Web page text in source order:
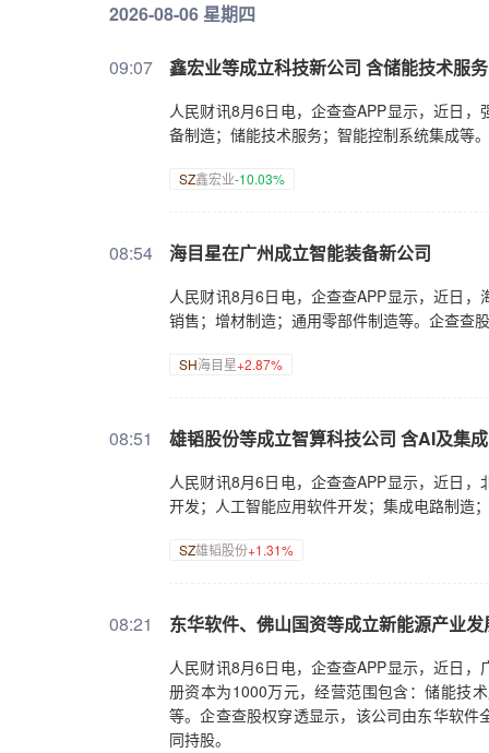
2026-08-06 星期四
09:07 鑫宏业等成立科技新公司 含储能技术服
人民财讯8月6日电，企查查APP显示，近日
备制造；储能技术服务；智能控制系统集成等
SZ鑫宏业-10.03%
08:54 海目星在广州成立智能装备新公司
人民财讯8月6日电，企查查APP显示，近日
销售；增材制造；通用零部件制造等。企查查
SH海目星+2.87%
08:51 雄韬股份等成立智算科技公司 含AI及集
人民财讯8月6日电，企查查APP显示，近日
开发；人工智能应用软件开发；集成电路制造
SZ雄韬股份+1.31%
08:21 东华软件、佛山国资等成立新能源产业发
人民财讯8月6日电，企查查APP显示，近日
册资本为1000万元，经营范围包含：储能技
等。企查查股权穿透显示，该公司由东华软
同持股。